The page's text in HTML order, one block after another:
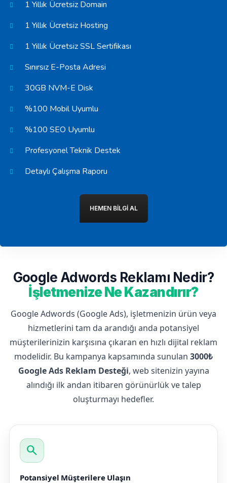
1 Yıllık Ücretsiz Domain
1 Yıllık Ücretsiz Hosting
1 Yıllık Ücretsiz SSL Sertifikası
Sınırsız E-Posta Adresi
30GB NVM-E Disk
%100 Mobil Uyumlu
%100 SEO Uyumlu
Profesyonel Teknik Destek
Detaylı Çalışma Raporu
HEMEN BILGI AL
Google Adwords Reklamı Nedir?
İşletmenize Ne Kazandırır?
Google Adwords (Google Ads), işletmenizin ürün veya
hizmetlerini tam da arandığı anda potansiyel
müşterilerinizin karşısına çıkaran en hızlı dijital reklam
modelidir. Bu kampanya kapsamında sunulan 3000₺
Google Ads Reklam Desteği, web sitenizin yayına
alındığı ilk andan itibaren görünürlük ve talep
oluşturmayı hedefler.
search
Potansiyel Müşterilere Ulaşın